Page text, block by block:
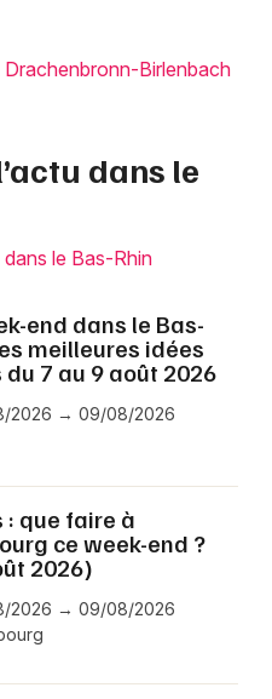
Birlenbach
dans le
le Bas-Rhin
end dans le Bas-
meilleures idées
7 au 9 août 2026
2026 → 09/08/2026
: que faire à
ce week-end ?
2026)
2026 → 09/08/2026